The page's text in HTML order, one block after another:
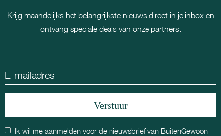
Krijg maandelijks het belangrijkste nieuws direct in je inbox en
ontvang speciale deals van onze partners.
Ik wil me aanmelden voor de nieuwsbrief van BuitenGewoon